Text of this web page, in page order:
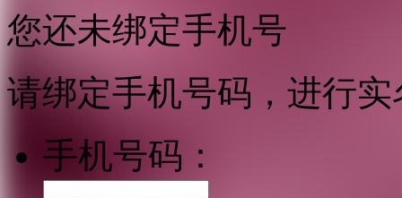
您还未绑定手机号
请绑定手机号码，进行
手机号码：